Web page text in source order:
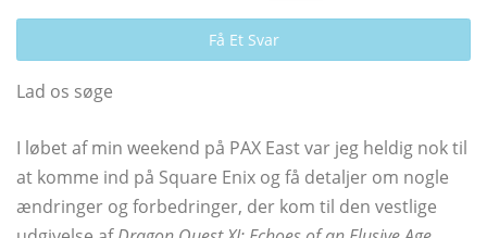
Få Et Svar
Lad os søge
I løbet af min weekend på PAX East var jeg heldig nok til
at komme ind på Square Enix og få detaljer om nogle
ændringer og forbedringer, der kom til den vestlige